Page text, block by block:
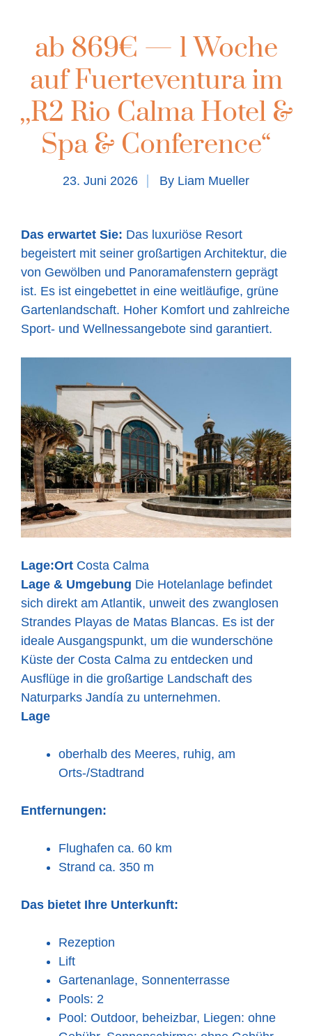
ab 869€ — 1 Woche
auf Fuerteventura im
,,R2 Rio Calma Hotel &
Spa & Conference“
23. Juni 2026 By Liam Mueller
Das erwartet Sie: Das luxuriöse Resort
begeistert mit seiner großartigen Architektur, die
von Gewölben und Panoramafenstern geprägt
ist. Es ist eingebettet in eine weitläufige, grüne
Gartenlandschaft. Hoher Komfort und zahlreiche
Sport- und Wellnessangebote sind garantiert.
Lage:Ort Costa Calma
Lage & Umgebung Die Hotelanlage befindet
sich direkt am Atlantik, unweit des zwanglosen
Strandes Playas de Matas Blancas. Es ist der
ideale Ausgangspunkt, um die wunderschöne
Küste der Costa Calma zu entdecken und
Ausflüge in die großartige Landschaft des
Naturparks Jandía zu unternehmen.
Lage
oberhalb des Meeres, ruhig, am
Orts-/Stadtrand
Entfernungen:
Flughafen ca. 60 km
Strand ca. 350 m
Das bietet Ihre Unterkunft:
Rezeption
Lift
Gartenanlage, Sonnenterrasse
Pools: 2
Pool: Outdoor, beheizbar, Liegen: ohne